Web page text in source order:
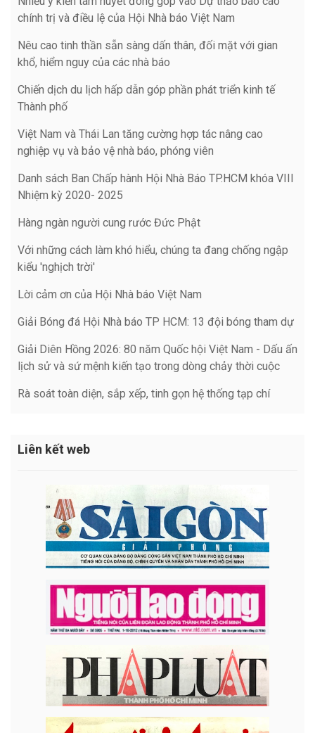
chính trị và điều lệ của Hội Nhà báo Việt Nam
Nêu cao tinh thần sẵn sàng dấn thân, đối mặt với gian
khổ, hiểm nguy của các nhà báo
Chiến dịch du lịch hấp dẫn góp phần phát triển kinh tế
Thành phố
Việt Nam và Thái Lan tăng cường hợp tác nâng cao
nghiệp vụ và bảo vệ nhà báo, phóng viên
Danh sách Ban Chấp hành Hội Nhà Báo TP.HCM khóa VIII
Nhiệm kỳ 2020- 2025
Hàng ngàn người cung rước Đức Phật
Với những cách làm khó hiểu, chúng ta đang chống ngập
kiểu 'nghịch trời'
Lời cảm ơn của Hội Nhà báo Việt Nam
Giải Bóng đá Hội Nhà báo TP HCM: 13 đội bóng tham dự
Giải Diên Hồng 2026: 80 năm Quốc hội Việt Nam - Dấu ấn
lịch sử và sứ mệnh kiến tạo trong dòng chảy thời cuộc
Rà soát toàn diện, sắp xếp, tinh gọn hệ thống tạp chí
Liên kết web